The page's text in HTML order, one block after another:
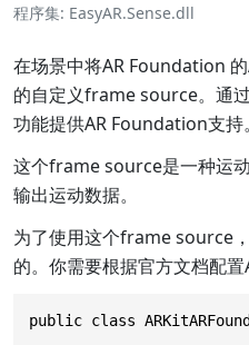
程序集 EasyAR.Sense.dll
在场景中将AR Foundation
的自定义frame source。通
功能提供AR Foundation支持。
这个frame source是一种运
输出运动数据。
为了使用这个frame source
的。你需要根据官方文档配置
public class